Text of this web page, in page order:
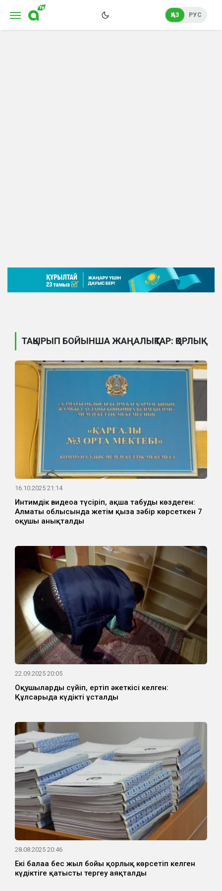
ҚАЗ РУС
ТАҚЫРЫП БОЙЫНША ЖАҢАЛЫҚТАР: ҚОРЛЫҚ
16.10.2025 21:14
Интимдік видеоға түсіріп, ақша табуды көздеген:
Алматы облысында жетім қызға зәбір көрсеткен 7
оқушы анықталды
22.09.2025 20:05
Оқушыларды сүйіп, ертіп әкеткісі келген:
Құлсарыда күдікті ұсталды
28.08.2025 20:46
Екі балаға бес жыл бойы қорлық көрсетіп келген
күдіктіге қатысты тергеу аяқталды